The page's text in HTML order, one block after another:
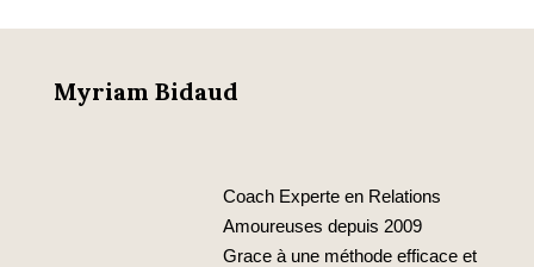
Myriam Bidaud
Coach Experte en Relations
Amoureuses depuis 2009
Grace à une méthode efficace et